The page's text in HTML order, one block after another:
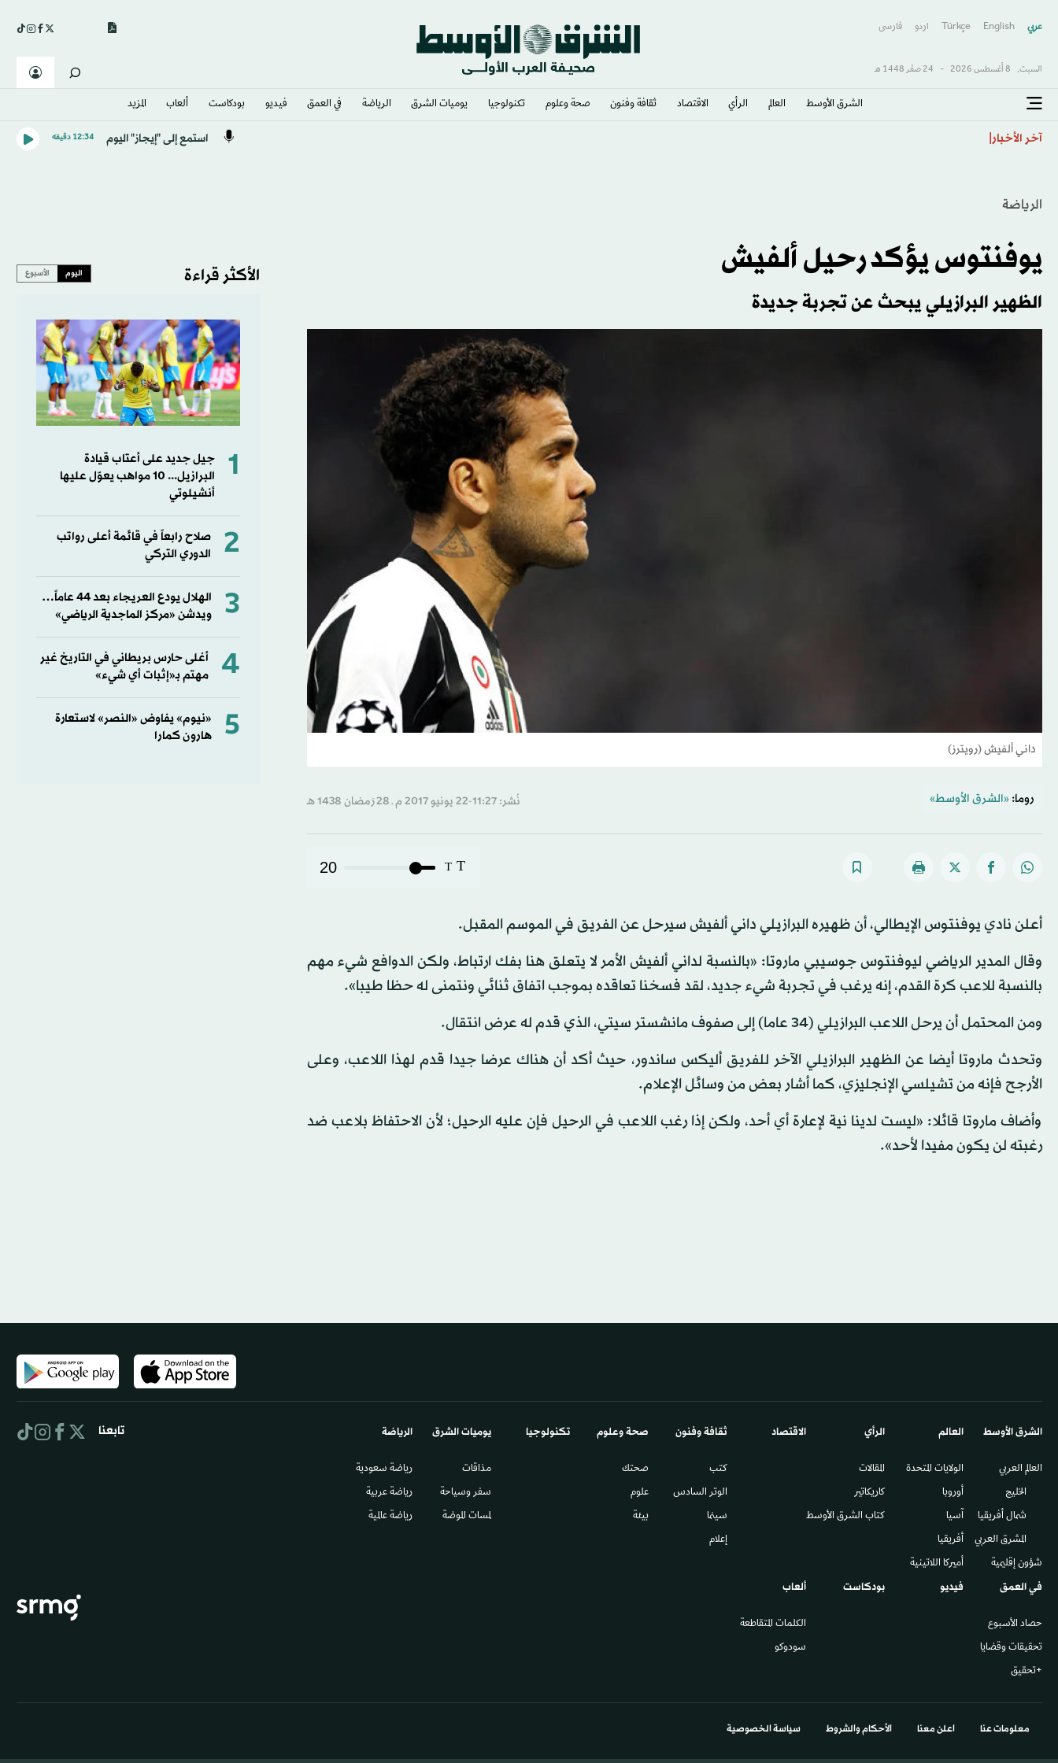
عربي English
Türkçe اردو فارسى
السبت, 8 أغسطس 2026 - 24 صفَر 1448 هـ
الشرق الأوسط​ العالم الرأي الاقتصاد ثقافة وفنون صحة وعلوم تكنولوجيا يوميات الشرق​ الرياضة في العمق فيديو بودكاست ألعاب المزيد
آخر الأخبار استمع إلى "إيجاز" اليوم 12:34 دقيقه
الرياضة
يوفنتوس يؤكد رحيل ألفيش
الظهير البرازيلي يبحث عن تجربة جديدة
داني ألفيش (رويترز)
روما: «الشرق الأوسط» نُشر: 11:27-22 يونيو 2017 م ـ 28 رَمضان 1438 هـ
T
T
20
أعلن نادي يوفنتوس الإيطالي، أن ظهيره البرازيلي داني ألفيش سيرحل عن الفريق في الموسم المقبل.
وقال المدير الرياضي ليوفنتوس جوسيبي ماروتا: «بالنسبة لداني ألفيش الأمر لا يتعلق هنا بفك ارتباط، ولكن الدوافع شيء مهم
بالنسبة للاعب كرة القدم، إنه يرغب في تجربة شيء جديد، لقد فسخنا تعاقده بموجب اتفاق ثنائي ونتمنى له حظا طيبا».
ومن المحتمل أن يرحل اللاعب البرازيلي (34 عاما) إلى صفوف مانشستر سيتي، الذي قدم له عرض انتقال.
وتحدث ماروتا أيضا عن الظهير البرازيلي الآخر للفريق أليكس ساندور، حيث أكد أن هناك عرضا جيدا قدم لهذا اللاعب، وعلى
الأرجح فإنه من تشيلسي الإنجليزي، كما أشار بعض من وسائل الإعلام.
وأضاف ماروتا قائلا: «ليست لدينا نية لإعارة أي أحد، ولكن إذا رغب اللاعب في الرحيل فإن عليه الرحيل؛ لأن الاحتفاظ بلاعب ضد
رغبته لن يكون مفيدا لأحد».
الأكثر قراءة اليوم الأسبوع
1
جيل جديد على أعتاب قيادة
البرازيل... 10 مواهب يعوّل عليها
أنشيلوتي
2
صلاح رابعاً في قائمة أعلى رواتب
الدوري التركي
3
الهلال يودع العريجاء بعد 44 عاماً…
ويدشن «مركز الماجدية الرياضي»
4
أغلى حارس بريطاني في التاريخ غير
مهتم بـ«إثبات أي شيء»
5
«نيوم» يفاوض «النصر» لاستعارة
هارون كمارا
الشرق الأوسط​
العالم العربي
الخليج
شمال أفريقيا
المشرق العربي
شؤون إقليمية
العالم
الولايات المتحدة
أوروبا
آسيا
أفريقيا
أميركا اللاتينية
الرأي
المقالات
كاريكاتير
كتاب الشرق الأوسط
الاقتصاد ثقافة وفنون
كتب
الوتر السادس​
سينما
إعلام
صحة وعلوم
صحتك
علوم
بيئة
تكنولوجيا يوميات الشرق​
مذاقات
سفر وسياحة
لمسات الموضة
الرياضة
رياضة سعودية
رياضة عربية
رياضة عالمية
في العمق
حصاد الأسبوع
تحقيقات وقضايا
+تحقيق
فيديو بودكاست ألعاب
الكلمات المتقاطعة
سودوكو
تابعنا
معلومات عنا اعلن معنا الأحكام والشروط سياسة الخصوصية